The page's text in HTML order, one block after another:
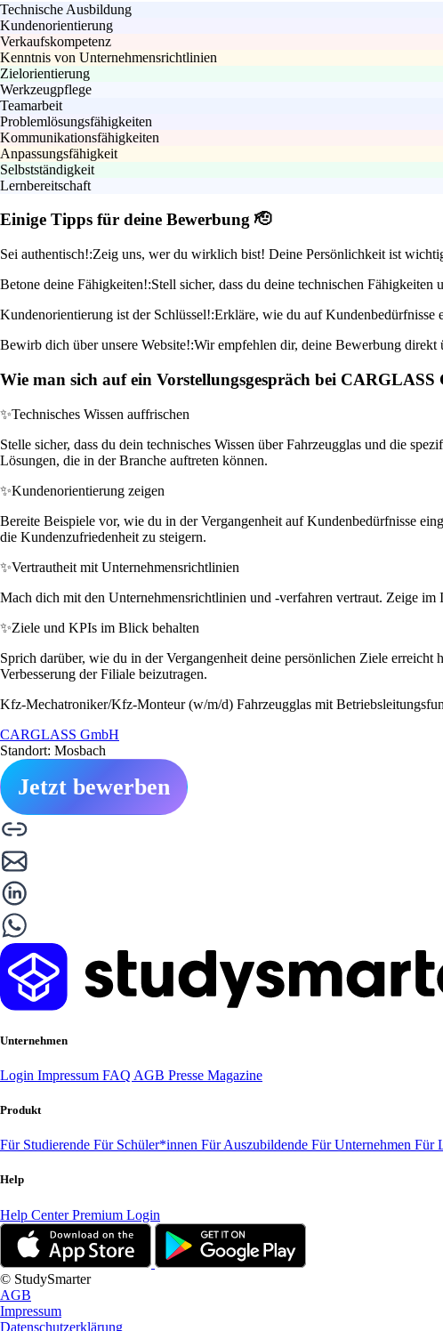
Technische Ausbildung
Kundenorientierung
Verkaufskompetenz
Kenntnis von Unternehmensrichtlinien
Zielorientierung
Werkzeugpflege
Teamarbeit
Problemlösungsfähigkeiten
Kommunikationsfähigkeiten
Anpassungsfähigkeit
Selbstständigkeit
Lernbereitschaft
Einige Tipps für deine Bewerbung 🫡
Sei authentisch!:Zeig uns, wer du wirklich bist! Deine Persönlichkeit ist
Betone deine Fähigkeiten!:Stell sicher, dass du deine technischen
Kundenorientierung ist der Schlüssel!:Erkläre, wie du auf Kundenbedürfnisse
Bewirb dich über unsere Website!:Wir empfehlen dir, deine Bewerbung direkt
Wie man sich auf ein Vorstellungsgespräch bei
✨Technisches Wissen auffrischen
Stelle sicher, dass du dein technisches Wissen über Fahrzeugglas und die
Lösungen, die in der Branche auftreten können.
✨Kundenorientierung zeigen
Bereite Beispiele vor, wie du in der Vergangenheit auf Kundenbedürfnisse
die Kundenzufriedenheit zu steigern.
✨Vertrautheit mit Unternehmensrichtlinien
Mach dich mit den Unternehmensrichtlinien und -verfahren vertraut. Zeige
✨Ziele und KPIs im Blick behalten
Sprich darüber, wie du in der Vergangenheit deine persönlichen Ziele
Verbesserung der Filiale beizutragen.
Kfz-Mechatroniker/Kfz-Monteur (w/m/d) Fahrzeugglas mit
CARGLASS GmbH
Standort: Mosbach
Jetzt bewerben
Unternehmen
Login Impressum FAQ AGB Presse Magazine
Produkt
Für Studierende Für Schüler*innen Für Auszubildende Für Unternehmen Für
Help
Help CenterPremium Login
© StudySmarter
AGB
Impressum
Datenschutzerklärung